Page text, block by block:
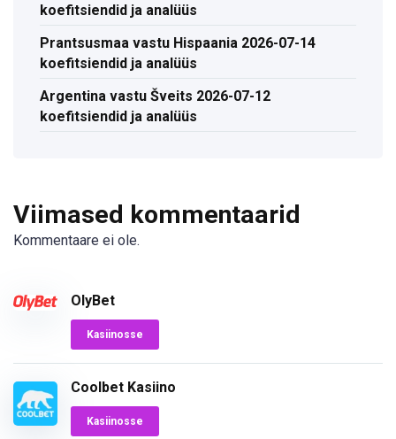
koefitsiendid ja analüüs
Prantsusmaa vastu Hispaania 2026-07-14
koefitsiendid ja analüüs
Argentina vastu Šveits 2026-07-12
koefitsiendid ja analüüs
Viimased kommentaarid
Kommentaare ei ole.
OlyBet
Kasiinosse
Coolbet Kasiino
Kasiinosse